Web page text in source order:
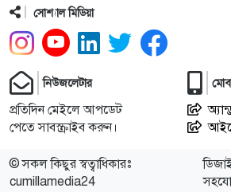
ব্রাহ্মণপাড়ায় ৬ কেজি গাঁজাসহ আটক
12
কুমিল্লাকে বিভাগ করার আশ্বাস-
13
দাউদকান্দিতে গৃহবধূর রহস্যজনক
দাবি হ
14
সোশ্যাল মিডিয়া
নিউজলেটার
প্রতিদিন মেইলে আপডেট
পেতে সাবস্ক্রাইব করুন।
© সকল কিছুর স্বত্বাধিকারঃ
cumillamedia24